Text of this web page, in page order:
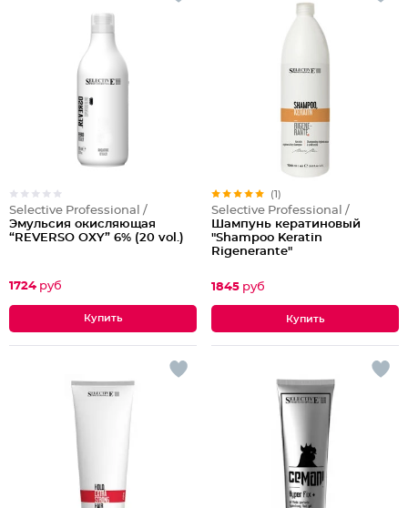
Selective Professional /
Эмульсия окисляющая
“REVERSO OXY” 6% (20 vol.)
1724 руб
(1)
Selective Professional /
Шампунь кератиновый
"Shampoo Keratin
Rigenerante"
1845 руб